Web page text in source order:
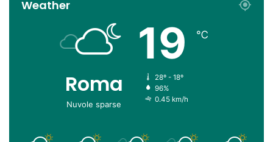
Weather
Roma
Nuvole sparse
19 ℃
28º - 18º
96%
0.45 km/h